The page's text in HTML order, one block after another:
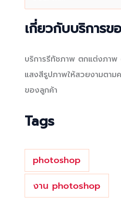
e
a
r
เกี่ยวกับบริการข
บริการรีทัชภาพ ตกแต่งภา
แสงสีรูปภาพให้สวยงามตาม
ของลูกค้า
Tags
photoshop
งาน photoshop